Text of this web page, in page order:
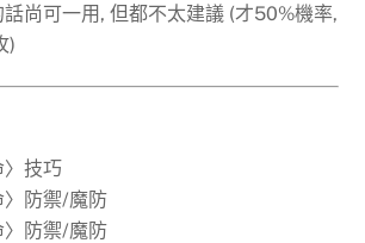
話尚可一用, 但都不太建議 (才50%機率,
)
〉技巧
〉防禦/魔防
〉防禦/魔防